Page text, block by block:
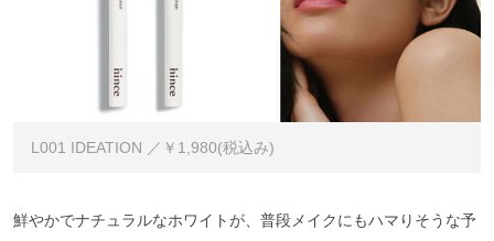
L001 IDEATION ／￥1,980(税込み)
鮮やかでナチュラルなホワイトが、普段メイクにもハマりそうな予